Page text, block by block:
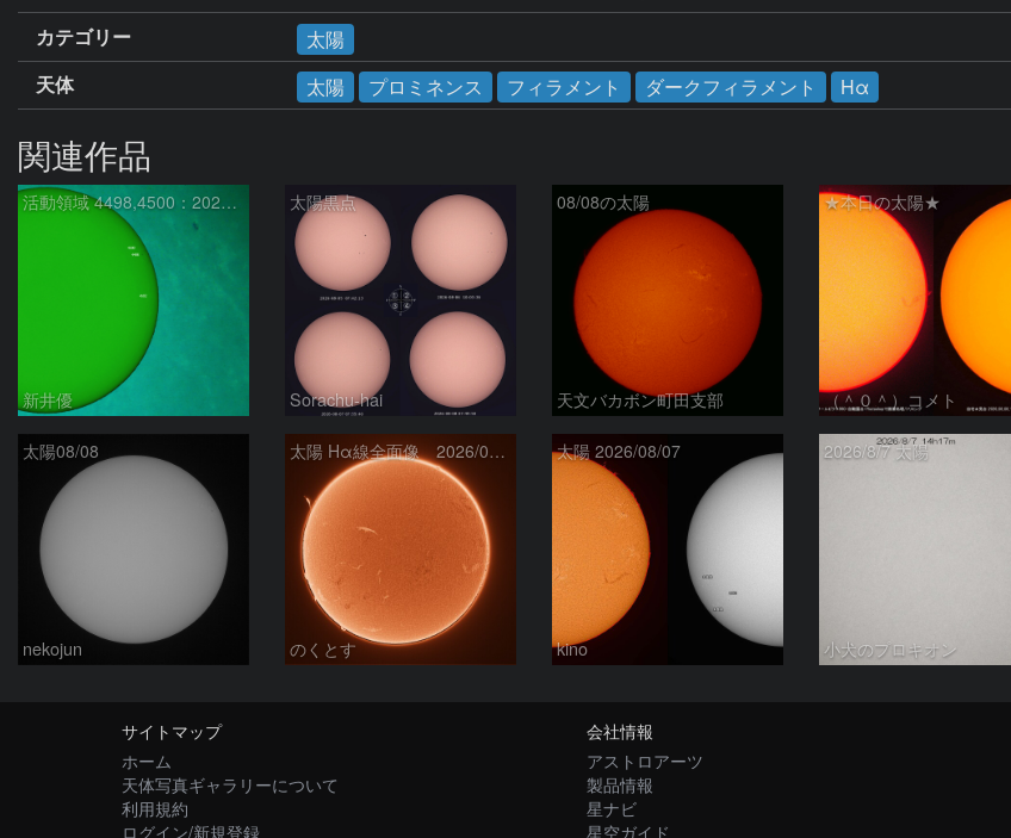
カテゴリー
太陽
天体
太陽 プロミネンス フィラメント ダークフィラメント Hα
関連作品
活動領域 4498,4500：2026/08/08
新井優
太陽黒点
Sorachu-hai
08/08の太陽
天文バカボン町田支部
★本日の太陽★
（＾０＾）コメト
太陽08/08
nekojun
太陽 Hα線全面像 2026/08/08
のくとす
太陽 2026/08/07
kino
2026/8/7 太陽
小犬のプロキオン
サイトマップ
ホーム
天体写真ギャラリーについて
利用規約
ログイン/新規登録
会社情報
アストロアーツ
製品情報
星ナビ
星空ガイド